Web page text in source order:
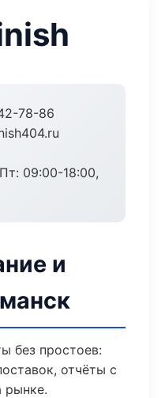
78-86
09:00-18:00,
и
без простоев:
отчёты с
рынке.